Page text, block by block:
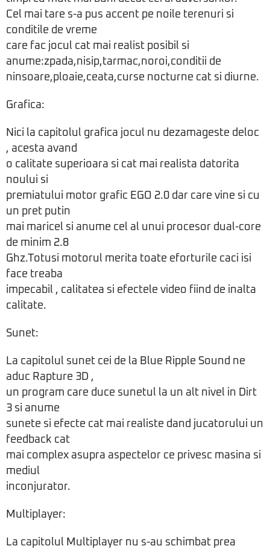
Cel mai tare s-a pus accent pe noile terenuri si
conditile de vreme
care fac jocul cat mai realist posibil si
anume:zpada,nisip,tarmac,noroi,conditii de
ninsoare,ploaie,ceata,curse nocturne cat si diurne.
Grafica:
Nici la capitolul grafica jocul nu dezamageste deloc
, acesta avand
o calitate superioara si cat mai realista datorita
noului si
premiatului motor grafic EGO 2.0 dar care vine si cu
un pret putin
mai maricel si anume cel al unui procesor dual-core
de minim 2.8
Ghz.Totusi motorul merita toate eforturile caci isi
face treaba
impecabil , calitatea si efectele video fiind de inalta
calitate.
Sunet:
La capitolul sunet cei de la Blue Ripple Sound ne
aduc Rapture 3D ,
un program care duce sunetul la un alt nivel in Dirt
3 si anume
sunete si efecte cat mai realiste dand jucatorului un
feedback cat
mai complex asupra aspectelor ce privesc masina si
mediul
inconjurator.
Multiplayer:
La capitolul Multiplayer nu s-au schimbat prea